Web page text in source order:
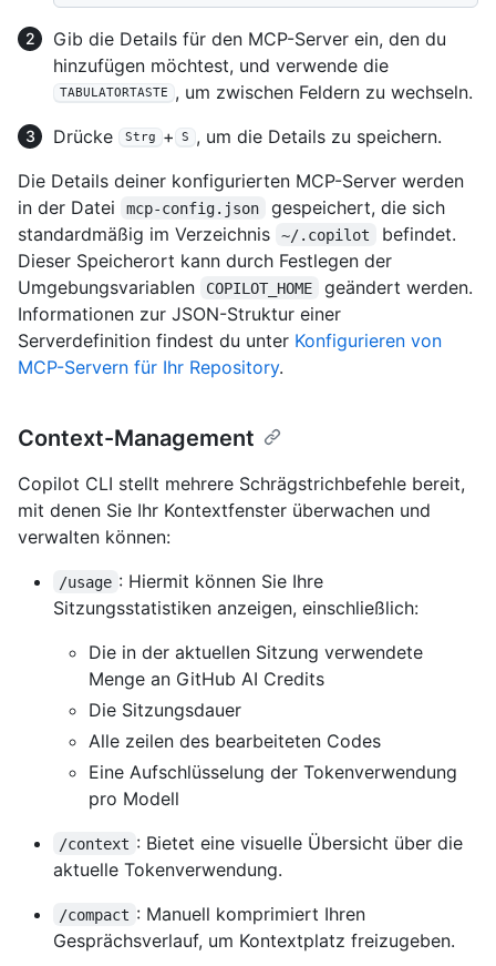
Gib die Details für den MCP-Server ein, den du
hinzufügen möchtest, und verwende die
TABULATORTASTE
, um zwischen Feldern zu wechseln.
Drücke
Strg + S
, um die Details zu speichern.
Die Details deiner konfigurierten MCP-Server werden
in der Datei
mcp-config.json
gespeichert, die sich
standardmäßig im Verzeichnis
~/.copilot
befindet.
Dieser Speicherort kann durch Festlegen der
Umgebungsvariablen
COPILOT_HOME
geändert werden.
Informationen zur JSON-Struktur einer
Serverdefinition findest du unter Konfigurieren von
MCP-Servern für Ihr Repository.
Context-Management
Copilot CLI stellt mehrere Schrägstrichbefehle bereit,
mit denen Sie Ihr Kontextfenster überwachen und
verwalten können:
/usage : Hiermit können Sie Ihre
Sitzungsstatistiken anzeigen, einschließlich:
Die in der aktuellen Sitzung verwendete
Menge an GitHub AI Credits
Die Sitzungsdauer
Alle zeilen des bearbeiteten Codes
Eine Aufschlüsselung der Tokenverwendung
pro Modell
/context : Bietet eine visuelle Übersicht über die
aktuelle Tokenverwendung.
/compact : Manuell komprimiert Ihren
Gesprächsverlauf, um Kontextplatz freizugeben.